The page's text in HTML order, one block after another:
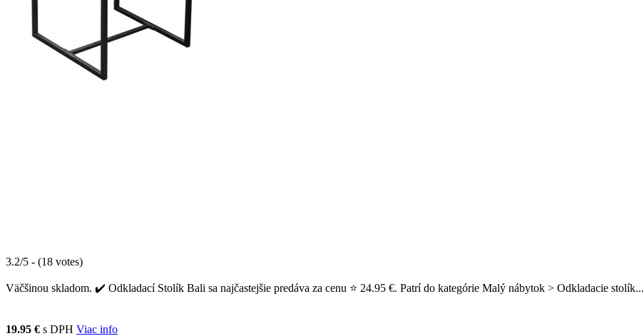
3.2/5 - (18 votes)
Väčšinou skladom. ✔️ Odkladací Stolík Bali sa najčastejšie predáva za cenu ⭐ 24.95 €. Patrí do kategórie Malý nábytok > Odkladacie stolík...
19.95 € s DPH Viac info